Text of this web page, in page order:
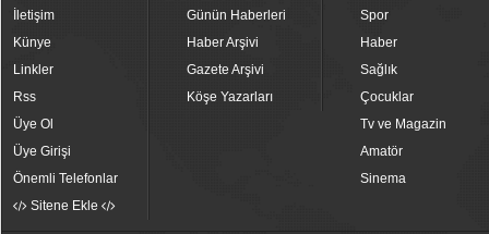
İletişim
Künye
Linkler
Rss
Üye Ol
Üye Girişi
Önemli Telefonlar
Sitene Ekle
Günün Haberleri
Haber Arşivi
Gazete Arşivi
Köşe Yazarları
Spor
Haber
Sağlık
Çocuklar
Tv ve Magazin
Amatör
Sinema